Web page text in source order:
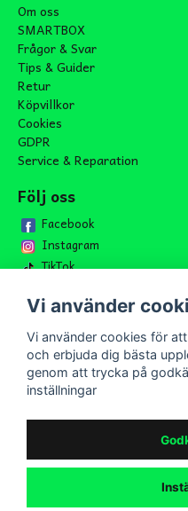
Om oss
SMARTBOX
Frågor & Svar
Tips & Guider
Retur
Köpvillkor
Cookies
GDPR
Service & Reparation
Följ oss
Facebook
Instagram
TikTok
Bli medlem i vårt
email
Mejladress
Bli medlem i vårt nyhetsbrev
Vi använder
Vi använder cookies för
och erbjuda dig bästa
genom att trycka på
inställningar